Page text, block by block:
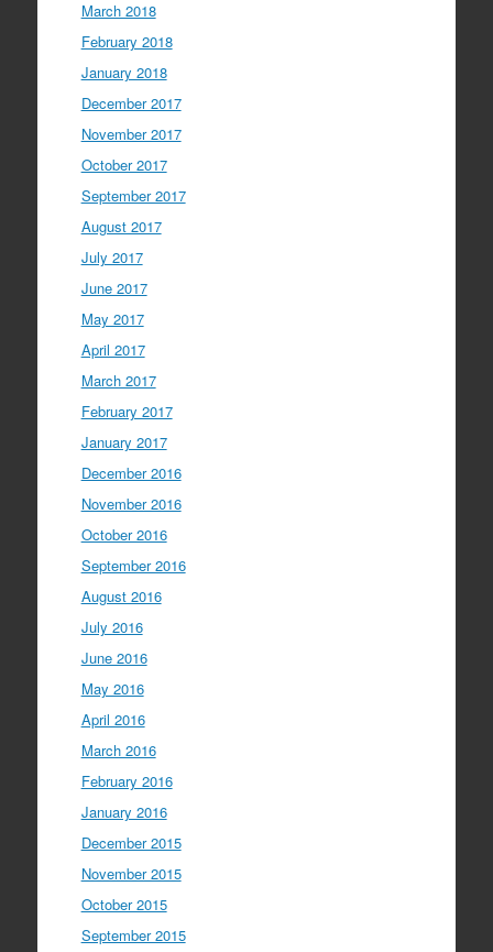
March 2018
February 2018
January 2018
December 2017
November 2017
October 2017
September 2017
August 2017
July 2017
June 2017
May 2017
April 2017
March 2017
February 2017
January 2017
December 2016
November 2016
October 2016
September 2016
August 2016
July 2016
June 2016
May 2016
April 2016
March 2016
February 2016
January 2016
December 2015
November 2015
October 2015
September 2015